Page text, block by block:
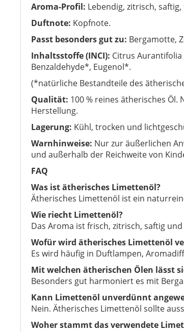
Aroma-Profil: Lebendig, zitrisch,
Duftnote: Kopfnote.
Passt besonders gut zu: Bergamotte,
Inhaltsstoffe (INCI): Citrus
Benzaldehyde*, Eugenol*.
(*natürliche Bestandteile des
Qualität: 100 % reines ätherisches
Herstellung.
Lagerung: Kühl, trocken und
Warnhinweise: Nur zur äußerlichen
und außerhalb der Reichweite von
FAQ
Was ist ätherisches Limettenöl?
Ätherisches Limettenöl ist ein
Wie riecht Limettenöl?
Das Aroma ist frisch, zitrisch, saftig
Wofür wird ätherisches Limettenöl
Es wird häufig in Duftlampen,
Mit welchen ätherischen Ölen lässt
Besonders gut harmoniert es mit
Kann Limettenöl unverdünnt
Nein. Ätherisches Limettenöl sollte
Woher stammt das verwendete